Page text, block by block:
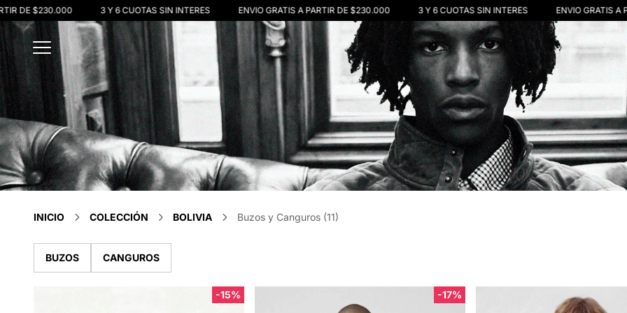
DE $230.000 3 Y 6 CUOTAS SIN INTERÉS ENVIO GRATIS A PARTIR DE $230.000 3 Y 6 CUOTAS SIN INTERÉS ENVIO GRATIS A
INICIO COLECCIÓN BOLIVIA Buzos y Canguros (11)
BUZOS CANGUROS
-15% -17%